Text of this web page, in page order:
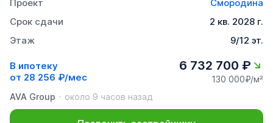
Проект
Смородина
Срок сдачи
2 кв. 2028 г.
Этаж
9/12 эт.
В ипотеку
от 28 256 ₽/мес
6 732 700 ₽
130 000₽/м²
AVA Group
около 9 часов назад